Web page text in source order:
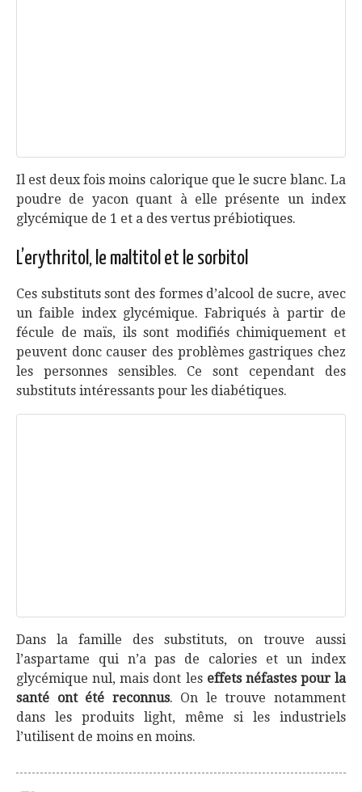
Il est deux fois moins calorique que le sucre blanc. La
poudre de yacon quant à elle présente un index
glycémique de 1 et a des vertus prébiotiques.
L’erythritol, le maltitol et le sorbitol
Ces substituts sont des formes d’alcool de sucre, avec
un faible index glycémique. Fabriqués à partir de
fécule de maïs, ils sont modifiés chimiquement et
peuvent donc causer des problèmes gastriques chez
les personnes sensibles. Ce sont cependant des
substituts intéressants pour les diabétiques.
Dans la famille des substituts, on trouve aussi
l’aspartame qui n’a pas de calories et un index
glycémique nul, mais dont les effets néfastes pour la
santé ont été reconnus. On le trouve notamment
dans les produits light, même si les industriels
l’utilisent de moins en moins.